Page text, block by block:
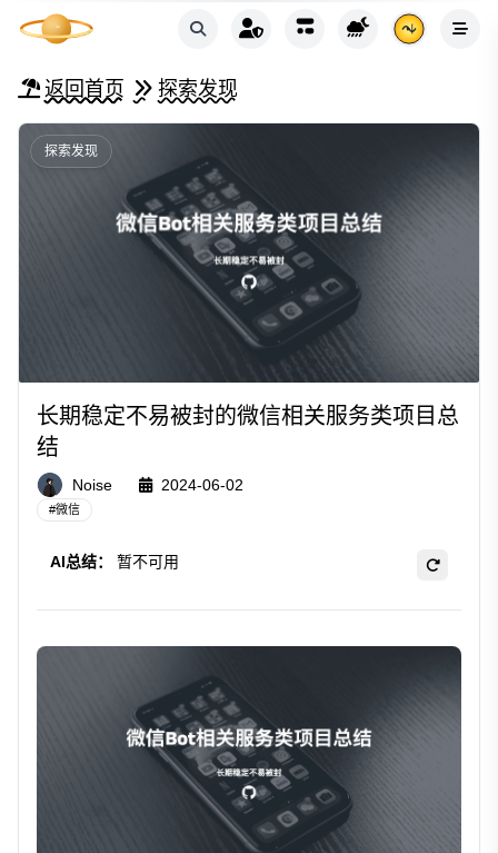
返回首页 探索发现
探索发现
长期稳定不易被封的微信相关服务类项目总
结
Noise 2024-06-02
#微信
AI总结： 暂不可用